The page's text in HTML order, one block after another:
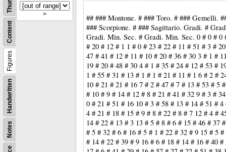
Notes
Handwritten
Figures
Content
>
## ### Montone. # ### Toro. # ### Gemelli.
### Scorpione. # ### Sagittario. Gradi. #
Gradi. Min. Sec. # Gradi. Min. Sec. 0 # 0 # 0
# 20 # 12 # 1 1 # 0 # 23 # 22 # 11 # 51 # 3 #
47 # 41 # 12 # 11 # 10 # 20 # 36 # 30 3 # 1 #
19 # 20 # 48 # 30 4 # 1 # 35 # 24 # 12 # 53 #
1 # 55 # 31 # 13 # 1 # 1 # 21 # 11 # 1 6 # 2 #
10 # 21 # 21 # 16 7 # 2 # 47 # 7 # 13 # 53 # 5
# 10 # 9 # 14 # 12 # 8 # 21 # 41 # 32 9 # 3 #
0 # 21 # 51 # 16 10 # 3 # 58 # 13 # 14 # 51 #
4 # 21 # 18 # 15 # 9 # 8 # 22 # 8 # 7 12 # 4 #
14 # 22 # 13 # 3 13 # 5 # 8 # 6 # 15 # 46 # 37
# 5 # 32 # 6 # 16 # 5 # 1 # 22 # 32 # 9 15 # 5
# 14 # 22 # 39 # 9 16 # 6 # 18 # 14 # 16 # 40